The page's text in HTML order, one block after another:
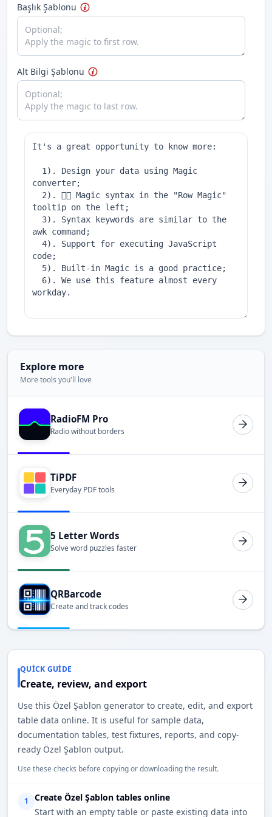
Başlık Şablonu
Alt Bilgi Şablonu
Explore more
More tools you'll love
RadioFM Pro
Radio without borders
TiPDF
Everyday PDF tools
5 Letter Words
Solve word puzzles faster
QRBarcode
Create and track codes
QUICK GUIDE
Create, review, and export
Use this Özel Şablon generator to create, edit, and export
table data online. It is useful for sample data,
documentation tables, test fixtures, reports, and copy-
ready Özel Şablon output.
Use these checks before copying or downloading the result.
1
Create Özel Şablon tables online
Start with an empty table or paste existing data into